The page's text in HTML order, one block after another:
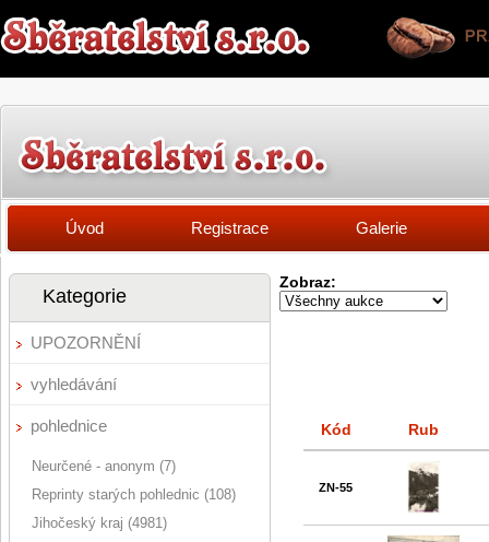
Úvod Registrace Galerie
Kategorie
UPOZORNĚNÍ
vyhledávání
pohlednice
Neurčené - anonym (7)
Reprinty starých pohlednic (108)
Jihočeský kraj (4981)
Zobraz:
Kód Rub
ZN-55